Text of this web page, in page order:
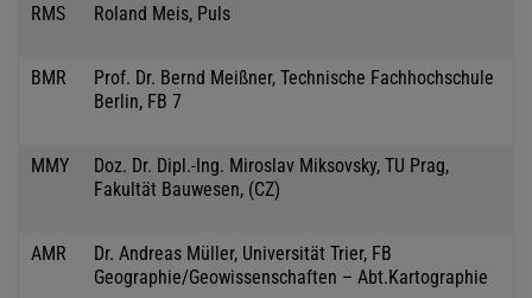
RMS Roland Meis, Puls
BMR
Prof. Dr. Bernd Meißner, Technische Fachhochschule
Berlin, FB 7
MMY
Doz. Dr. Dipl.-Ing. Miroslav Miksovsky, TU Prag,
Fakultät Bauwesen, (CZ)
AMR
Dr. Andreas Müller, Universität Trier, FB
Geographie/Geowissenschaften – Abt.Kartographie